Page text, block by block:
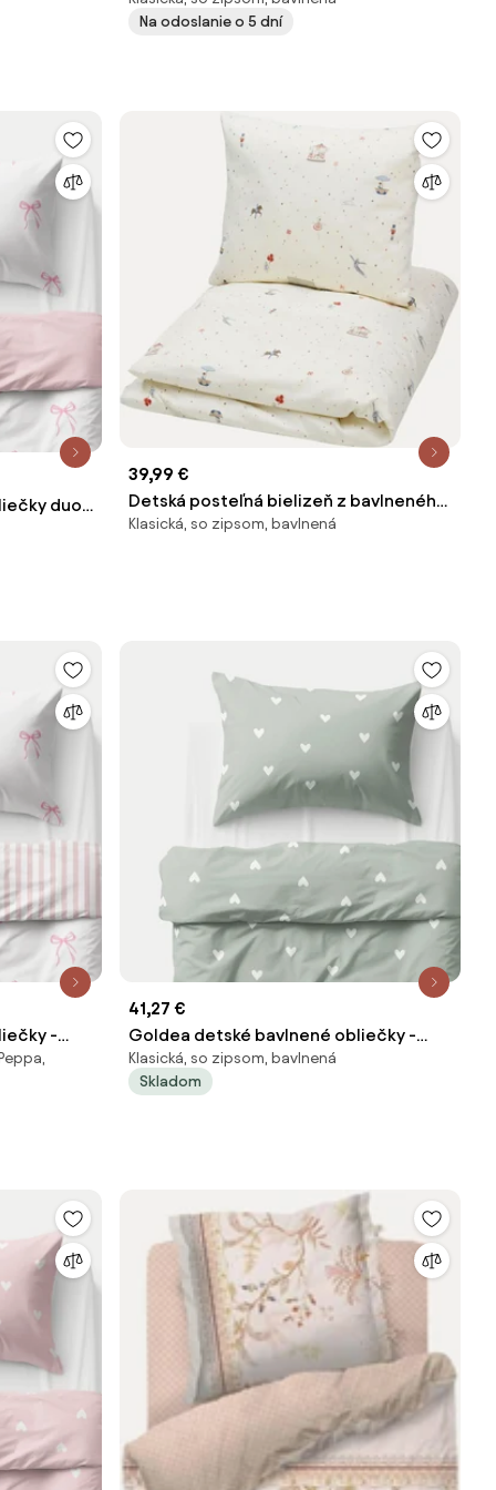
Na odoslanie o 5 dní
duo -
140
39,99 €
Detská posteľná bielizeň z bavlneného
saténu Carousel, 70 x 100 cm + 1 vankúš
Klasická, so zipsom, bavlnená
-
x 200 a
41,27 €
Goldea detské bavlnené obliečky -
srdiečka na šalviovo zelenom 140 x 200
a 70 x 90 cm
Klasická, so zipsom, bavlnená
Skladom